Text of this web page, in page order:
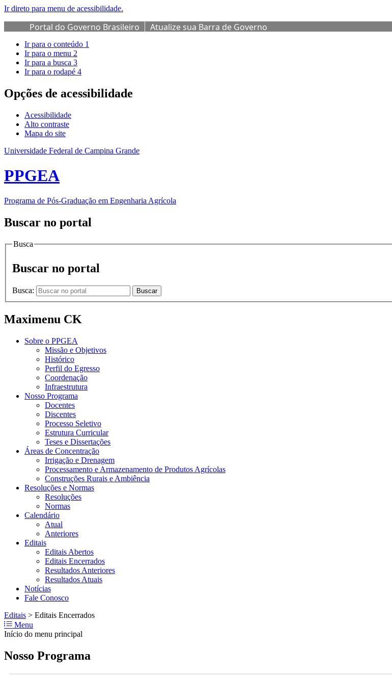
Ir direto para menu de acessibilidade.
Portal do Governo Brasileiro Atualize sua Barra de Governo
Ir para o conteúdo 1
Ir para o menu 2
Ir para a busca 3
Ir para o rodapé 4
Opções de acessibilidade
Acessibilidade
Alto contraste
Mapa do site
Universidade Federal de Campina Grande
PPGEA
Programa de Pós-Graduação em Engenharia Agrícola
Buscar no portal
Busca
Buscar no portal
Busca: Buscar
Maximenu CK
Sobre o PPGEA
Missão e Objetivos
Histórico
Perfil do Egresso
Coordenação
Infraestrutura
Nosso Programa
Docentes
Discentes
Processo Seletivo
Estrutura Curricular
Teses e Dissertações
Áreas de Concentração
Irrigação e Drenagem
Processamento e Armazenamento de Produtos Agrícolas
Construções Rurais e Ambiência
Resoluções e Normas
Resoluções
Normas
Calendário
Atual
Anteriores
Editais
Editais Abertos
Editais Encerrados
Resultados Anteriores
Resultados Atuais
Notícias
Fale Conosco
Editais > Editais Encerrados
Menu
Início do menu principal
Nosso Programa